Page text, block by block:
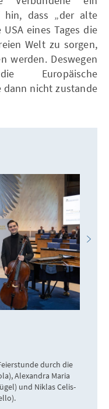
hin, dass „der alte
eines Tages die
Welt zu sorgen,
werden. Deswegen
dann nicht zustande
durch die
Alexandra Maria
und Niklas Celis-